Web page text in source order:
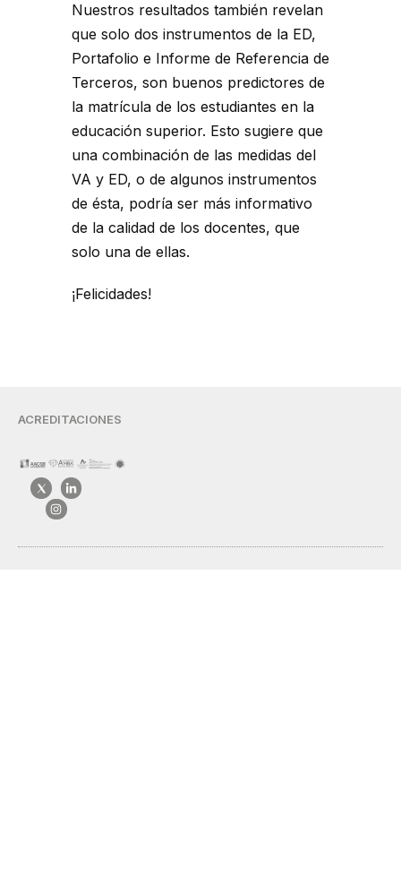
Nuestros resultados también revelan
que solo dos instrumentos de la ED,
Portafolio e Informe de Referencia de
Terceros, son buenos predictores de
la matrícula de los estudiantes en la
educación superior. Esto sugiere que
una combinación de las medidas del
VA y ED, o de algunos instrumentos
de ésta, podría ser más informativo
de la calidad de los docentes, que
solo una de ellas.
¡Felicidades!
ACREDITACIONES